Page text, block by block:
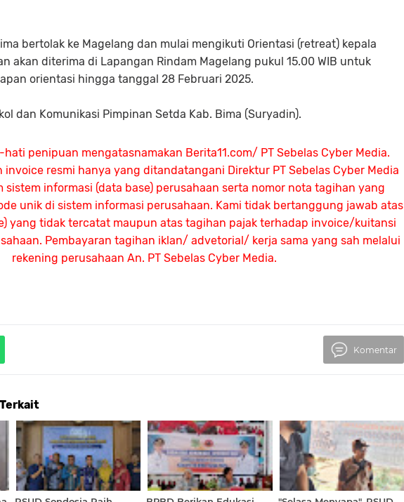
bertolak ke Magelang dan mulai mengikuti Orientasi (retreat) kepala
akan diterima di Lapangan Rindam Magelang pukul 15.00 WIB untuk
orientasi hingga tanggal 28 Februari 2025.
dan Komunikasi Pimpinan Setda Kab. Bima (Suryadin).
hati penipuan mengatasnamakan Berita11.com/ PT Sebelas Cyber Media.
invoice resmi hanya yang ditandatangani Direktur PT Sebelas Cyber Media
sistem informasi (data base) perusahaan serta nomor nota tagihan yang
unik di sistem informasi perusahaan. Kami tidak bertanggung jawab atas
yang tidak tercatat maupun atas tagihan pajak terhadap invoice/kuitansi
Pembayaran tagihan iklan/ advetorial/ kerja sama yang sah melalui
rekening perusahaan An. PT Sebelas Cyber Media.
Komentar